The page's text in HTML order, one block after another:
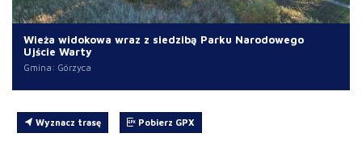
Wieża widokowa wraz z siedzibą Parku Narodowego
Ujście Warty
Gmina: Górzyca
Wyznacz trasę Pobierz GPX